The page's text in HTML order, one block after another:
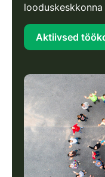
looduskeskkonna
Aktiivsed